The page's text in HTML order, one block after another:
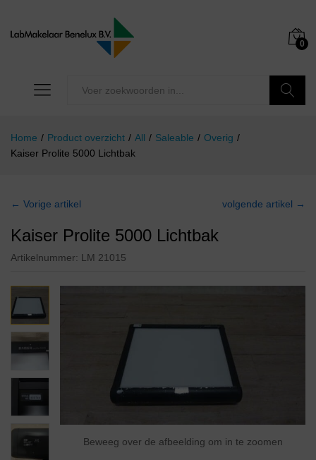
0
Home / Product overzicht / All / Saleable / Overig /
Kaiser Prolite 5000 Lichtbak
← Vorige artikel volgende artikel →
Kaiser Prolite 5000 Lichtbak
Artikelnummer: LM 21015
Beweeg over de afbeelding om in te zoomen